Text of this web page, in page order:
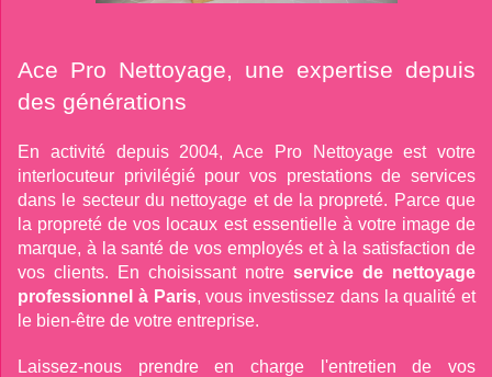
Ace Pro Nettoyage, une expertise depuis
des générations
En activité depuis 2004, Ace Pro Nettoyage est votre
interlocuteur privilégié pour vos prestations de services
dans le secteur du nettoyage et de la propreté. Parce que
la propreté de vos locaux est essentielle à votre image de
marque, à la santé de vos employés et à la satisfaction de
vos clients. En choisissant notre service de nettoyage
professionnel à Paris, vous investissez dans la qualité et
le bien-être de votre entreprise.
Laissez-nous prendre en charge l'entretien de vos